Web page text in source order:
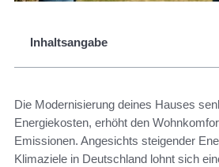
Inhaltsangabe
Die Modernisierung deines Hauses
Energiekosten, erhöht den
Emissionen. Angesichts steigender
Klimaziele in Deutschland lohnt sich